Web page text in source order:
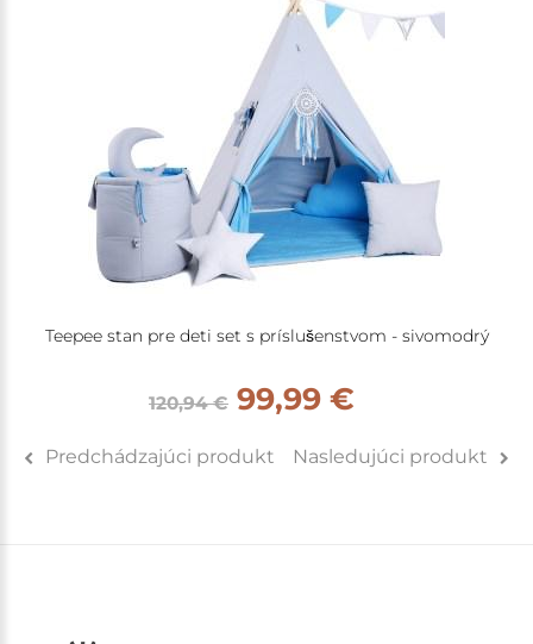
Teepee stan pre deti set s príslušenstvom - sivomodrý
120,94 € 99,99 €
Predchádzajúci produkt Nasledujúci produkt